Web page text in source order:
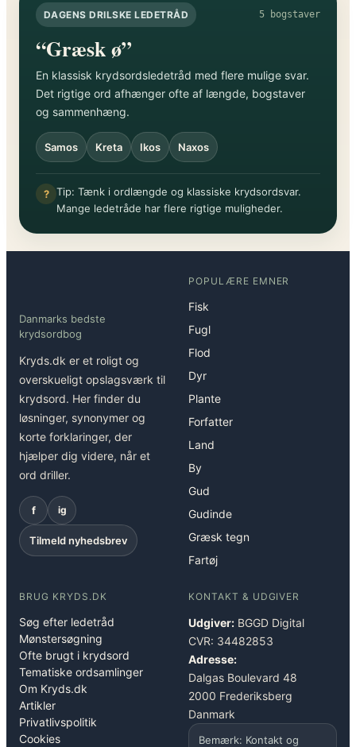
DAGENS DRILSKE LEDETRÅD 5 bogstaver
“Græsk ø”
En klassisk krydsordsledetråd med flere mulige svar.
Det rigtige ord afhænger ofte af længde, bogstaver
og sammenhæng.
Samos Kreta Ikos Naxos
? Tip: Tænk i ordlængde og klassiske krydsordsvar.
Mange ledetråde har flere rigtige muligheder.
Danmarks bedste
krydsordbog
Kryds.dk er et roligt og
overskueligt opslagsværk til
krydsord. Her finder du
løsninger, synonymer og
korte forklaringer, der
hjælper dig videre, når et
ord driller.
f ig
Tilmeld nyhedsbrev
POPULÆRE EMNER
Fisk
Fugl
Flod
Dyr
Plante
Forfatter
Land
By
Gud
Gudinde
Græsk tegn
Fartøj
BRUG KRYDS.DK
Søg efter ledetråd
Mønstersøgning
Ofte brugt i krydsord
Tematiske ordsamlinger
Om Kryds.dk
Artikler
Privatlivspolitik
Cookies
KONTAKT & UDGIVER
Udgiver: BGGD Digital
CVR: 34482853
Adresse:
Dalgas Boulevard 48
2000 Frederiksberg
Danmark
Bemærk: Kontakt og